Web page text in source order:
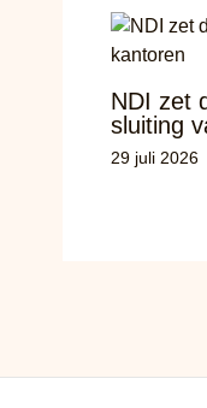
NDI zet
sluiting
29 juli 2026